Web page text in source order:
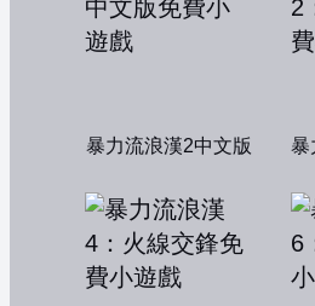
暴力流浪漢2中文版